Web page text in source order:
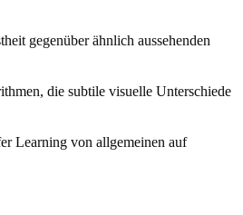
gegenüber ähnlich aussehenden
die subtile visuelle Unterschiede
Learning von allgemeinen auf